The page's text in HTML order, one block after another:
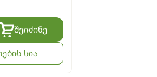
შეიძინე
სია